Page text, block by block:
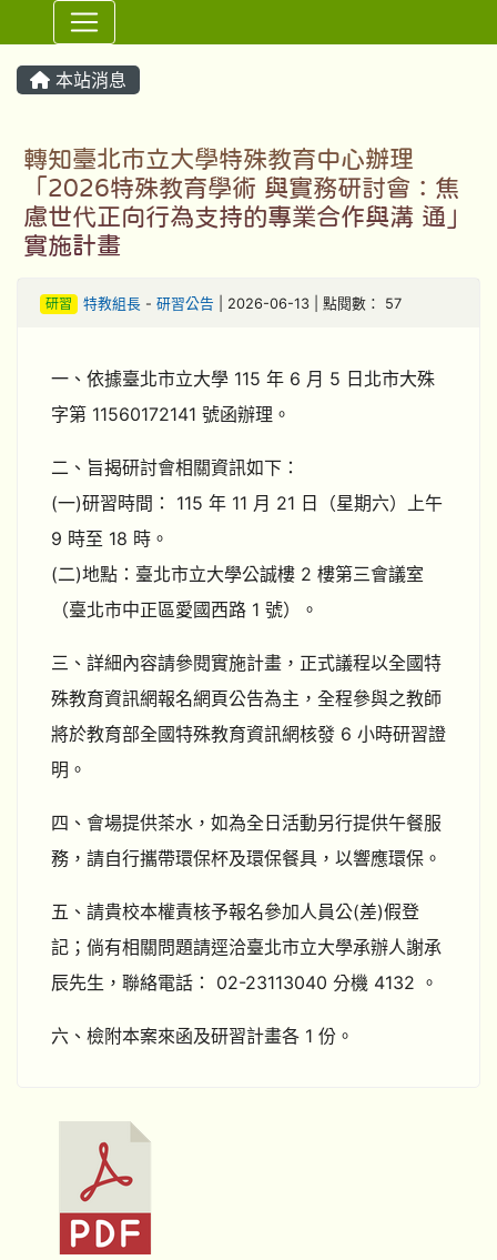
⏸
本站消息
轉知臺北市立大學特殊教育中心辦理
「2026特殊教育學術 與實務研討會：焦
慮世代正向行為支持的專業合作與溝 通」
實施計畫
研習 特教組長- 研習公告 | 2026-06-13 | 點閱數： 57
一、依據臺北市立大學 115 年 6 月 5 日北市大殊
字第 11560172141 號函辦理。
二、旨揭研討會相關資訊如下：
(一)研習時間： 115 年 11 月 21 日（星期六）上午
9 時至 18 時。
(二)地點：臺北市立大學公誠樓 2 樓第三會議室
（臺北市中正區愛國西路 1 號）。
三、詳細內容請參閱實施計畫，正式議程以全國特
殊教育資訊網報名網頁公告為主，全程參與之教師
將於教育部全國特殊教育資訊網核發 6 小時研習證
明。
四、會場提供茶水，如為全日活動另行提供午餐服
務，請自行攜帶環保杯及環保餐具，以響應環保。
五、請貴校本權責核予報名參加人員公(差)假登
記；倘有相關問題請逕洽臺北市立大學承辦人謝承
辰先生，聯絡電話： 02-23113040 分機 4132 。
六、檢附本案來函及研習計畫各 1 份。